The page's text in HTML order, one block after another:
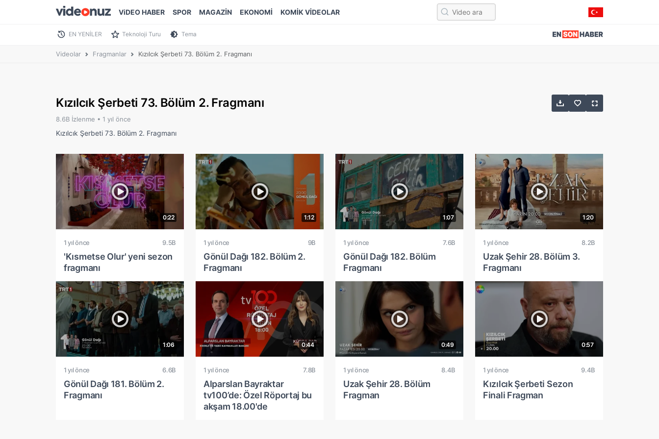
ViDEO HABER SPOR MAGAZİN EKONOMİ KOMİK VİDEOLAR
EN YENİLER Teknoloji Turu Tema
Videolar Fragmanlar Kızılcık Şerbeti 73. Bölüm 2. Fragmanı
Kızılcık Şerbeti 73. Bölüm 2. Fragmanı
8.6B İzlenme • 1 yıl önce
Kızılcık Şerbeti 73. Bölüm 2. Fragmanı
0:22
1 yıl önce 9.5B
'Kısmetse Olur' yeni sezon
fragmanı
1:12
1 yıl önce 9B
Gönül Dağı 182. Bölüm 2.
Fragmanı
1:07
1 yıl önce 7.6B
Gönül Dağı 182. Bölüm
Fragmanı
1:20
1 yıl önce 8.2B
Uzak Şehir 28. Bölüm 3.
Fragmanı
1:06
1 yıl önce 6.6B
Gönül Dağı 181. Bölüm 2.
Fragmanı
0:44
1 yıl önce 7.8B
Alparslan Bayraktar
tv100’de: Özel Röportaj bu
akşam 18.00'de
0:49
1 yıl önce 8.4B
Uzak Şehir 28. Bölüm
Fragman
0:57
1 yıl önce 9.4B
Kızılcık Şerbeti Sezon
Finali Fragman